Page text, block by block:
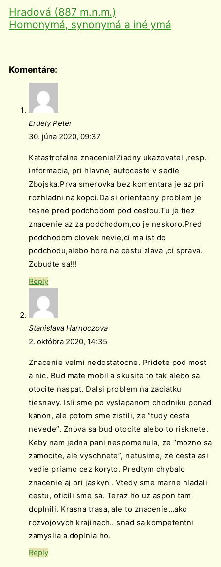
Hradová (887 m.n.m.)
Homonymá, synonymá a iné ymá
Komentáre:
Erdely Peter
30. júna 2020, 09:37
Katastrofalne znacenie!Ziadny ukazovatel ,resp.
informacia, pri hlavnej autoceste v sedle
Zbojska.Prva smerovka bez komentara je az pri
rozhladni na kopci.Dalsi orientacny problem je
tesne pred podchodom pod cestou.Tu je tiez
znacenie az za podchodom,co je neskoro.Pred
podchodom clovek nevie,ci ma ist do
podchodu,alebo hore na cestu zlava ,ci sprava.
Zobudte sa!!!
Reply
Stanislava Harnoczova
2. októbra 2020, 14:35
Znacenie velmi nedostatocne. Pridete pod most
a nic. Bud mate mobil a skusite to tak alebo sa
otocite naspat. Dalsi problem na zaciatku
tiesnavy. Isli sme po vyslapanom chodniku ponad
kanon, ale potom sme zistili, ze “tudy cesta
nevede”. Znova sa bud otocite alebo to risknete.
Keby nam jedna pani nespomenula, ze “mozno sa
zamocite, ale vyschnete”, netusime, ze cesta asi
vedie priamo cez koryto. Predtym chybalo
znacenie aj pri jaskyni. Vtedy sme marne hladali
cestu, oticili sme sa. Teraz ho uz aspon tam
doplnili. Krasna trasa, ale to znacenie…ako
rozvojovych krajinach.. snad sa kompetentni
zamyslia a doplnia ho.
Reply